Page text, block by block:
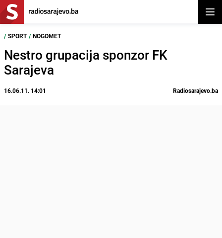
/ SPORT / NOGOMET
Nestro grupacija sponzor FK
Sarajeva
16.06.11. 14:01 Radiosarajevo.ba